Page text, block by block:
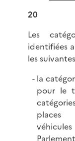
20
Les
identifiées
les
la
pour le